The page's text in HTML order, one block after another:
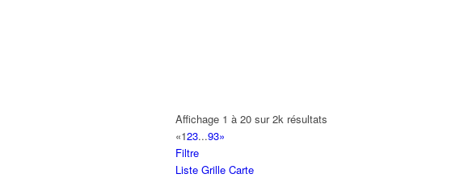
ABBAOUI TOUFIK
10 Allée Georges Gershwin 93420 VILLEPINTE
ABBES SARAH
Affichage 1 à 20 sur 2k résultats
«123...93»
Filtre
Liste Grille Carte